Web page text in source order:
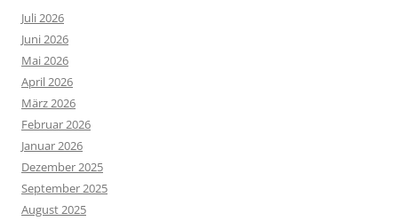
Juli 2026
Juni 2026
Mai 2026
April 2026
März 2026
Februar 2026
Januar 2026
Dezember 2025
September 2025
August 2025